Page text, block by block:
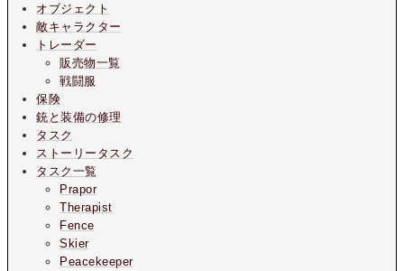
オブジェクト
敵キャラクター
トレーダー
販売物一覧
戦闘服
保険
銃と装備の修理
タスク
ストーリータスク
タスク一覧
Prapor
Therapist
Fence
Skier
Peacekeeper